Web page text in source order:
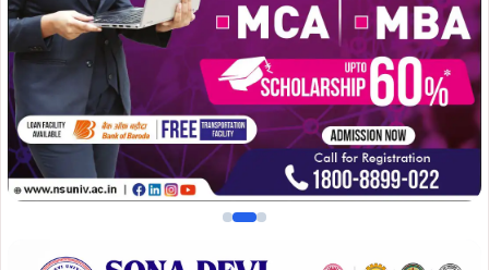
मातृशक्ति संगठन की अध्यक्ष रूबी सिंह ने कार्यक्रम का संचालन करते
हुए कार्यक्रम के उद्देश्यो से अवगत कराया। बताया गया कि आधुनिकता
और सैनिक मूल्यों का सामंजस्य हो वर्तमान समाज के बदलाव की
आधारशिला बन सकता है। इसलिए हम सबका यह दायित्व है कि
नागरिक परिवेश में अपने बच्चों के साथ अन्य परिवारों में भी सैनिक मूल्यों
का बीजारोपण का प्रयास करे। समारोह में महामंत्री विनीता सिंह द्वारा
महिलाओं को संसार का एक अभिन्न अंग बताया गया । इस अवसर पर